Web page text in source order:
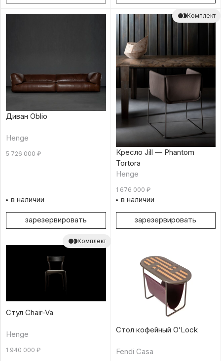
Диван Oblio
Henge
5 726 000 ₽
в наличии
зарезервировать
Комплект
Кресло Jill — Phantom
Tortora
Henge
1 676 000 ₽
в наличии
зарезервировать
Комплект
Стул Chair-Va
Henge
1 940 000 ₽
Стол кофейный O’Lock
Fendi Casa